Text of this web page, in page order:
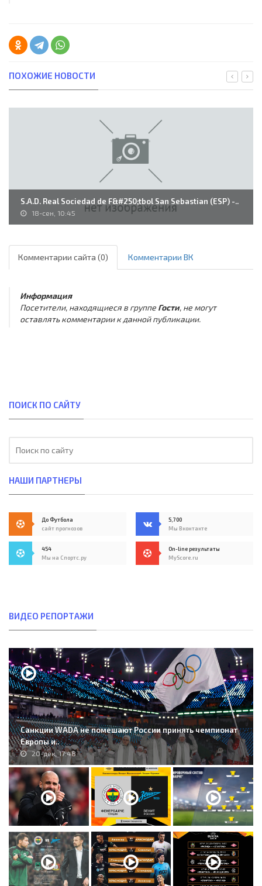
ПОХОЖИЕ НОВОСТИ
S.A.D. Real Sociedad de F&#250;tbol San Sebastian (ESP) -..
18-сен, 10:45
Комментарии сайта (0) Комментарии ВК
Информация
Посетители, находящиеся в группе Гости, не могут
оставлять комментарии к данной публикации.
ПОИСК ПО САЙТУ
НАШИ ПАРТНЕРЫ
До Футбола
сайт прогнозов
5,700
Мы Вконтакте
454
Мы на Спортс.ру
On-line результаты
MyScore.ru
ВИДЕО РЕПОРТАЖИ
Санкции WADA не помешают России принять чемпионат
Европы и..
20-дек, 17:48